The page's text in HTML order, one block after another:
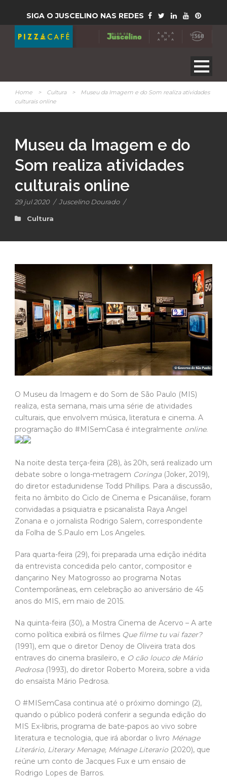
SIGA O JUSCELINO NAS REDES
Home > Cultura >
Museu da Imagem e do Som realiza atividades
culturais online
Museu da Imagem e do
Som realiza atividades
culturais online
29 jul 2020 / Juscelino Dourado /
Cultura
O Museu da Imagem e do Som de São Paulo (MIS)
realiza, esta semana, mais uma série de atividades
culturais, que envolvem música, literatura e cinema. A
programação do #MISemCasa é integralmente online.
Na noite desta terça-feira (28), às 20h, será realizado um
debate sobre o longa-metragem Coringa (Joker, 2019),
do diretor estadunidense Todd Phillips. Para a discussão,
feita no âmbito do Ciclo de Cinema e Psicanálise, foram
convidadas a psiquiatra e psicanalista Raya Angel
Zonana e o jornalista Rodrigo Salem, correspondente
da Folha de S.Paulo em Los Angeles.
Para quarta-feira (29), foi preparada uma edição inédita
da entrevista concedida pelo cantor, compositor e
dançarino Ney Matogrosso ao programa Notas
Contemporâneas, em celebração ao aniversário de 45
anos do MIS, em maio de 2015.
Na quinta-feira (30), a Mostra Cinema de Acervo – A arte
como política exibirá os filmes Que filme tu vai fazer?
(1991), em que o diretor Denoy de Oliveira trata dos
entraves do cinema brasileiro, e O cão louco de Mário
Pedrosa (1993), do diretor Roberto Moreira, sobre a vida
do ensaísta Mário Pedrosa.
O #MISemCasa continua até o próximo domingo (2),
quando o público poderá conferir a segunda edição do
MIS Ex-libris, programa de bate-papos ao vivo sobre
literatura e tecnologia, que irá abordar o livro Ménage
Literário, Literary Menage, Ménage Literario (2020), que
reúne um conto de Jacques Fux e um ensaio de
Rodrigo Lopes de Barros.